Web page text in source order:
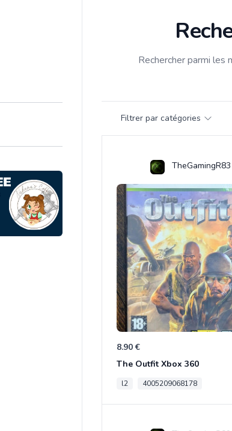
Rechercher parmi les
Filtrer par catégories
TheGamingR83
8.90 €
The Outfit Xbox 360
l2 4005209068178